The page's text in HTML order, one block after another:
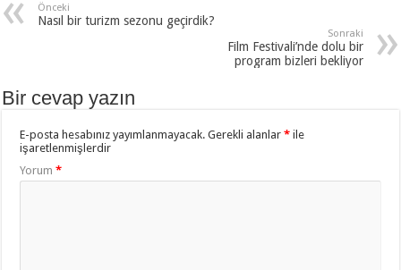
Önceki
Nasıl bir turizm sezonu geçirdik?
Sonraki
Film Festivali’nde dolu bir
program bizleri bekliyor
Bir cevap yazın
E-posta hesabınız yayımlanmayacak. Gerekli alanlar* ile
işaretlenmişlerdir
Yorum*